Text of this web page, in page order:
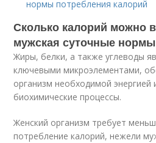
нормы потребления калорий
Сколько калорий можно
мужская суточные
Жиры, белки, а также углеводы
ключевыми микроэлементами,
организм необходимой
биохимические процессы.
Женский организм требует
потребление калорий, нежели